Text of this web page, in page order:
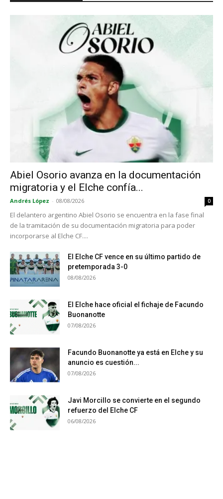
Abiel Osorio avanza en la documentación
migratoria y el Elche confía...
Andrés López - 08/08/2026 0
El delantero argentino Abiel Osorio se encuentra en la fase final
de la tramitación de su documentación migratoria para poder
incorporarse al Elche CF....
El Elche CF vence en su último partido de
pretemporada 3-0
08/08/2026
El Elche hace oficial el fichaje de Facundo
Buonanotte
07/08/2026
Facundo Buonanotte ya está en Elche y su
anuncio es cuestión...
07/08/2026
Javi Morcillo se convierte en el segundo
refuerzo del Elche CF
06/08/2026